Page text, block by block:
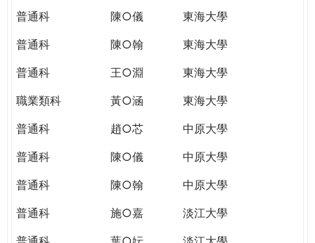
普通科
陳○儀
東海大學
普通科
陳○翰
東海大學
普通科
王○淵
東海大學
職業類科
黃○涵
東海大學
普通科
趙○芯
中原大學
普通科
陳○儀
中原大學
普通科
陳○翰
中原大學
普通科
施○嘉
淡江大學